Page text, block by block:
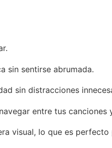
sin sentirse abrumada.
sin distracciones
entre tus canciones
visual, lo que es